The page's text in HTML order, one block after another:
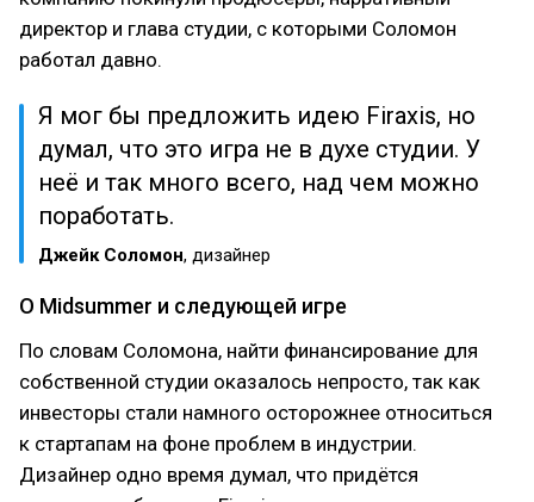
директор и глава студии, с которыми Соломон
работал давно.
Я мог бы предложить идею Firaxis, но
думал, что это игра не в духе студии. У
неё и так много всего, над чем можно
поработать.
Джейк Соломон, дизайнер
О Midsummer и следующей игре
По словам Соломона, найти финансирование для
собственной студии оказалось непросто, так как
инвесторы стали намного осторожнее относиться
к стартапам на фоне проблем в индустрии.
Дизайнер одно время думал, что придётся